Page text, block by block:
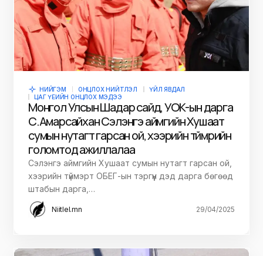
НИЙГЭМ ОНЦЛОХ НИЙТЛЭЛ
ҮЙЛ ЯВДАЛ
ЦАГ ҮЕИЙН ОНЦЛОХ МЭДЭЭ
Монгол Улсын Шадар сайд, УОК-ын дарга
С.Амарсайхан Сэлэнгэ аймгийн Хушаат
сумын нутагт гарсан ой, хээрийн түймрийн
голомтод ажиллалаа
Сэлэнгэ аймгийн Хушаат сумын нутагт гарсан ой,
хээрийн түймэрт ОБЕГ-ын тэргүүн дэд дарга бөгөөд
штабын дарга,…
Niitlel.mn 29/04/2025